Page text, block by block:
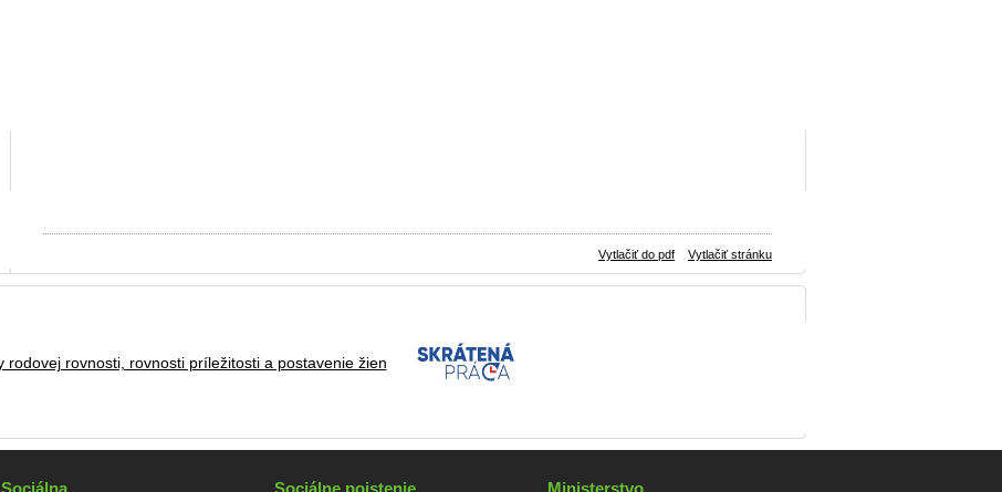
Vytlačiť do pdf Vytlačiť stránku
Sociálna Sociálne poistenie Ministerstvo